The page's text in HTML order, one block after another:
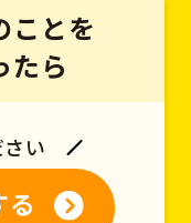
ことを
たら
い